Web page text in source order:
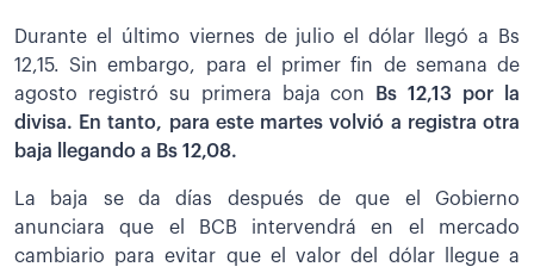
Durante el último viernes de julio el dólar llegó a Bs
12,15. Sin embargo, para el primer fin de semana de
agosto registró su primera baja con
Bs 12,13 por la
divisa. En tanto, para este martes volvió a registra otra
baja llegando a Bs 12,08.
La baja se da días después de que el Gobierno
anunciara que el BCB intervendrá en el mercado
cambiario para evitar que el valor del dólar llegue a